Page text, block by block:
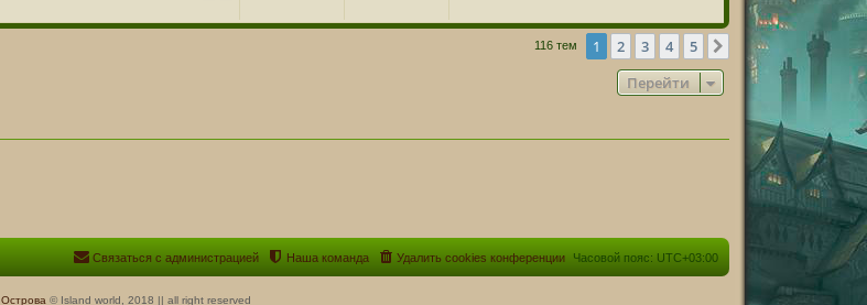
116 тем 1 2 3 4 5 След.
Перейти
Часовой пояс: UTC+03:00
Удалить cookies конференции
Наша команда
Связаться с администрацией
Острова © Island world, 2018 || all right reserved